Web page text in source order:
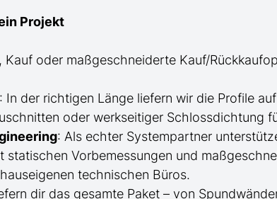
Projekt
Kauf oder maßgeschneiderte Kauf/
: In der richtigen Länge liefern wir die Profile
oder werkseitiger Schlossdichtung
: Als echter Systempartner
statischen Vorbemessungen und
technischen Büros.
dir das gesamte Paket – von